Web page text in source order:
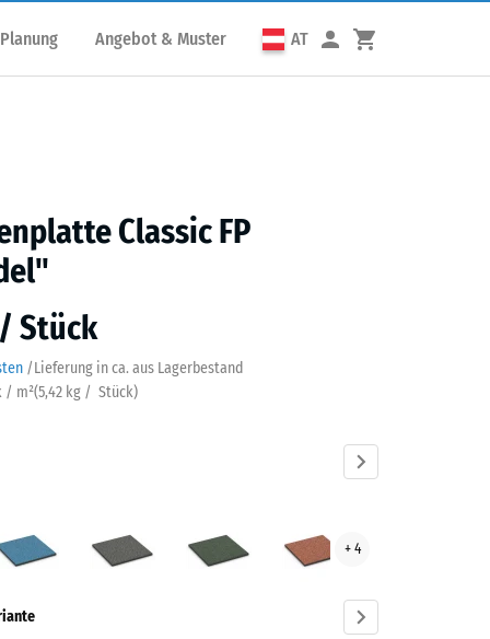
Angebot & Muster AT
Classic FP
Stück
/Lieferung in ca. aus Lagerbestand
/ m²(5,42 kg / Stück)
Granit
Rasen
+ 4